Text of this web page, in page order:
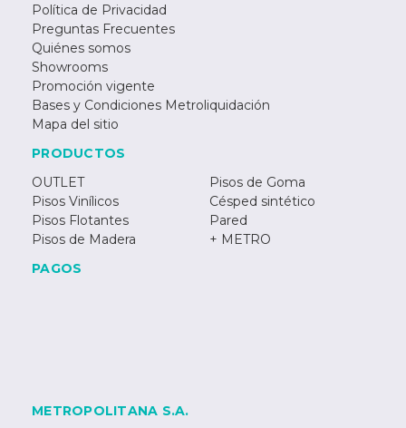
Política de Privacidad
Preguntas Frecuentes
Quiénes somos
Showrooms
Promoción vigente
Bases y Condiciones Metroliquidación
Mapa del sitio
PRODUCTOS
OUTLET
Pisos Vinílicos
Pisos Flotantes
Pisos de Madera
Pisos de Goma
Césped sintético
Pared
+ METRO
PAGOS
METROPOLITANA S.A.